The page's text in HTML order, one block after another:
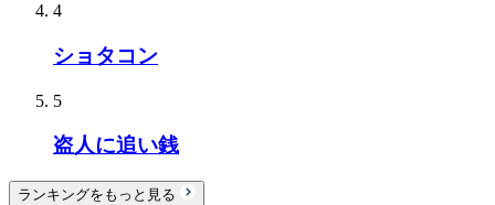
4
ショタコン
5
盗人に追い銭
ランキングをもっと見る